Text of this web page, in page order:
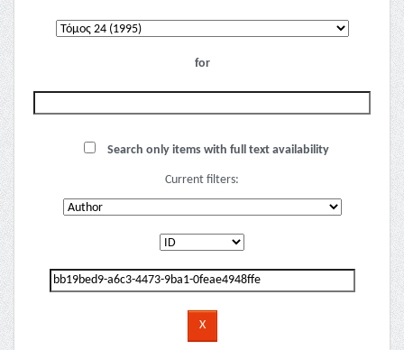
for
Search only items with full text availability
Current filters: